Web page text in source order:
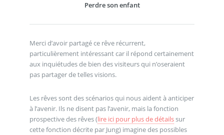
Perdre son enfant
Merci d’avoir partagé ce rêve récurrent,
particulièrement intéressant car il répond certainement
aux inquiétudes de bien des visiteurs qui n’oseraient
pas partager de telles visions.
Les rêves sont des scénarios qui nous aident à anticiper
à l’avenir. Ils ne disent pas l’avenir, mais la fonction
prospective des rêves (lire ici pour plus de détailssur
cette fonction décrite par Jung) imagine des possibles